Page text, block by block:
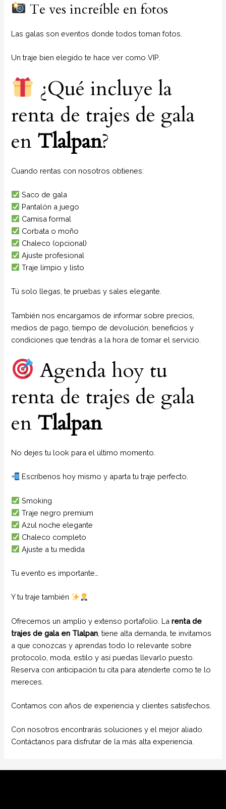
Te ves increíble en fotos
Las galas son eventos donde todos toman fotos.
Un traje bien elegido te hace ver como VIP.
¿Qué incluye la
renta de trajes de gala
en Tlalpan?
Cuando rentas con nosotros obtienes:
Saco de gala
Pantalón a juego
Camisa formal
Corbata o moño
Chaleco (opcional)
Ajuste profesional
Traje limpio y listo
Tú solo llegas, te pruebas y sales elegante.
También nos encargamos de informar sobre precios,
medios de pago, tiempo de devolución, beneficios y
condiciones que tendrás a la hora de tomar el servicio.
Agenda hoy tu
renta de trajes de gala
en Tlalpan
No dejes tu look para el último momento.
Escríbenos hoy mismo y aparta tu traje perfecto.
Smoking
Traje negro premium
Azul noche elegante
Chaleco completo
Ajuste a tu medida
Tu evento es importante…
Y tu traje también
Ofrecemos un amplio y extenso portafolio. Larenta de
trajes de gala en Tlalpan , tiene alta demanda, te invitamos
a que conozcas y aprendas todo lo relevante sobre
protocolo, moda, estilo y así puedas llevarlo puesto.
Reserva con anticipación tu cita para atenderte como te lo
mereces.
Contamos con años de experiencia y clientes satisfechos.
Con nosotros encontrarás soluciones y el mejor aliado.
Contáctanos para disfrutar de la más alta experiencia.